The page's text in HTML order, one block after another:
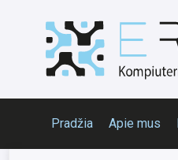
Pradžia Apie mus